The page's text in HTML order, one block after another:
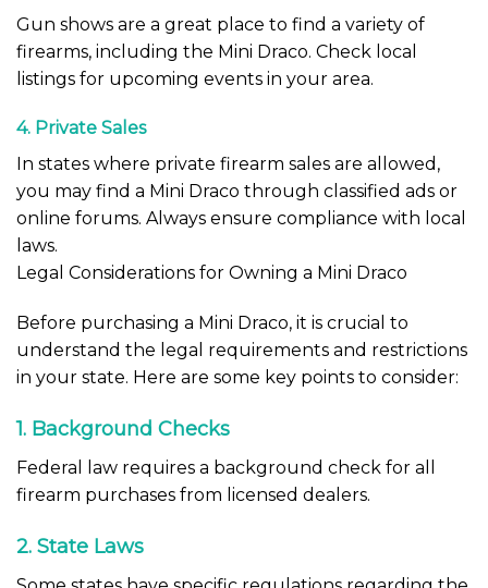
Gun shows are a great place to find a variety of
firearms, including the Mini Draco. Check local
listings for upcoming events in your area.
4. Private Sales
In states where private firearm sales are allowed,
you may find a Mini Draco through classified ads or
online forums. Always ensure compliance with local
laws.
Legal Considerations for Owning a Mini Draco
Before purchasing a Mini Draco, it is crucial to
understand the legal requirements and restrictions
in your state. Here are some key points to consider:
1. Background Checks
Federal law requires a background check for all
firearm purchases from licensed dealers.
2. State Laws